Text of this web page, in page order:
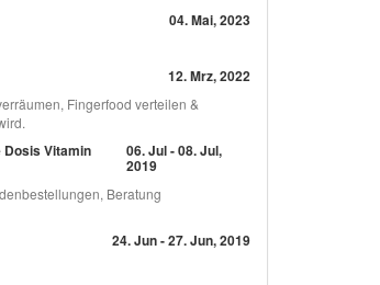
04. Mai, 2023
12. Mrz, 2022
Fingerfood verteilen &
Vitamin 06. Jul - 08. Jul,
2019
Beratung
24. Jun - 27. Jun, 2019